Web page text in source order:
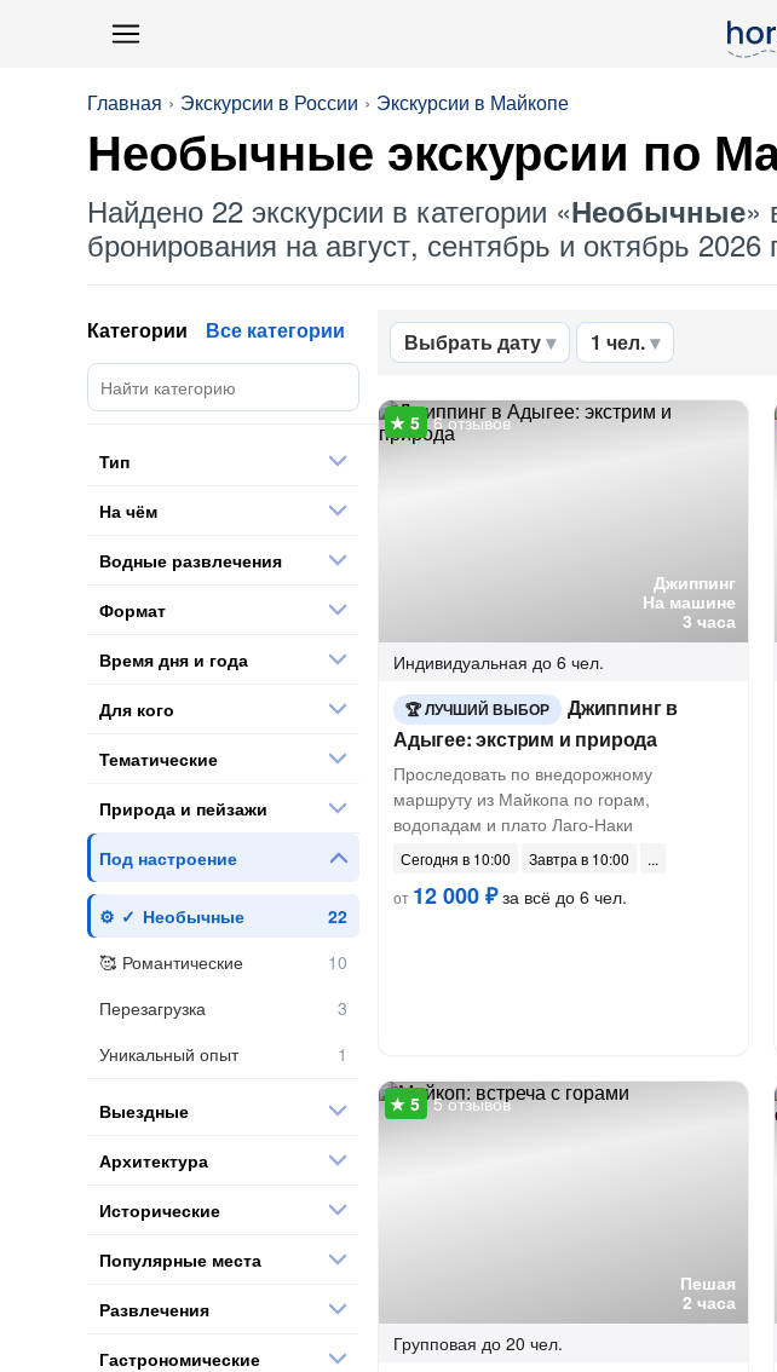
Главная Экскурсии в России Экскурсии в Майкопе
Необычные экскурсии по
Найдено 22 экскурсии в категории «Необычные»
бронирования на август, сентябрь и октябрь 2026
Выбрать дату 1 чел.
Джиппинг
На машине
3 часа
6 отзывов
Индивидуальная до 6 чел.
ЛУЧШИЙ ВЫБОР
Джиппинг в
Адыгее: экстрим и природа
Проследовать по внедорожному
маршруту из Майкопа по горам,
водопадам и плато Лаго-Наки
Сегодня в 10:00
Завтра в 10:00
от 12 000 ₽за всё до 6 чел.
Пешая
2 часа
5 отзывов
Групповая до 20 чел.
Категории Все категории
Тип
На чём
Водные развлечения
Формат
Время дня и года
Для кого
Тематические
Природа и пейзажи
Под настроение
Необычные
Романтические
Перезагрузка
Уникальный опыт
Выездные
Архитектура
Исторические
Популярные места
Развлечения
Гастрономические